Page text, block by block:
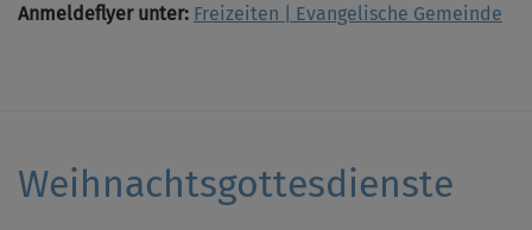
Anmeldeflyer unter: Freizeiten | Evangelische Gemeinde
Weihnachtsgottesdienste